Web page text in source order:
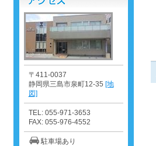
〒411-0037
静岡県三島市泉町12-35 [地
図]
TEL: 055-971-3653
FAX: 055-976-4552
駐車場あり